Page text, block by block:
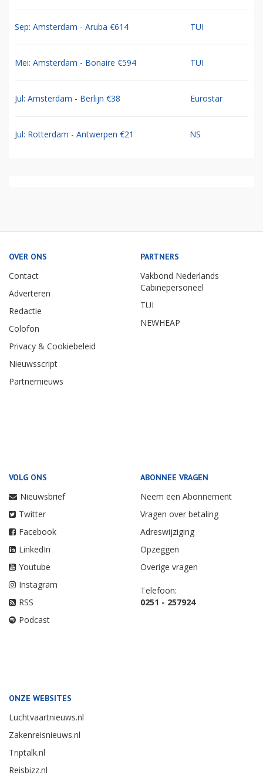
Sep: Amsterdam - Aruba €614 TUI
Mei: Amsterdam - Bonaire €594 TUI
Jul: Amsterdam - Berlijn €38 Eurostar
Jul: Rotterdam - Antwerpen €21 NS
OVER ONS
Contact
Adverteren
Redactie
Colofon
Privacy & Cookiebeleid
Nieuwsscript
Partnernieuws
PARTNERS
Vakbond Nederlands
Cabinepersoneel
TUI
NEWHEAP
VOLG ONS
Nieuwsbrief
Twitter
Facebook
LinkedIn
Youtube
Instagram
RSS
Podcast
ABONNEE VRAGEN
Neem een Abonnement
Vragen over betaling
Adreswijziging
Opzeggen
Overige vragen
Telefoon:
0251 - 257924
ONZE WEBSITES
Luchtvaartnieuws.nl
Zakenreisnieuws.nl
Triptalk.nl
Reisbizz.nl